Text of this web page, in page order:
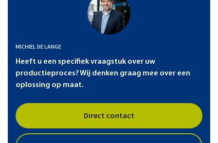
MICHIEL DE LANGE
Heeft u een specifiek vraagstuk over uw
productieproces? Wij denken graag mee over een
oplossing op maat.
Direct contact